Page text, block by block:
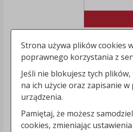
Strona używa plików cookies
poprawnego korzystania z
Jeśli nie blokujesz tych
na ich użycie oraz zapisanie w
urządzenia.
Pamiętaj, że możesz
cookies, zmieniając